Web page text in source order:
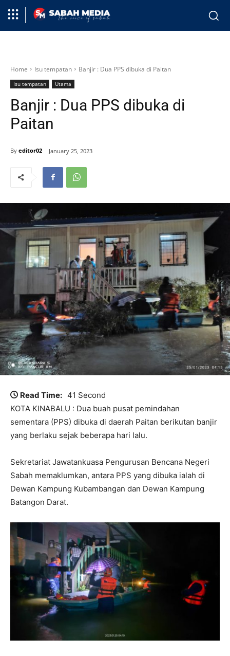
Home Isu tempatan Banjir : Dua PPS dibuka di Paitan
Isu tempatan Utama
Banjir : Dua PPS dibuka di
Paitan
By editor02 January 25, 2023
Read Time: 41 Second
KOTA KINABALU : Dua buah pusat pemindahan
sementara (PPS) dibuka di daerah Paitan berikutan banjir
yang berlaku sejak beberapa hari lalu.
Sekretariat Jawatankuasa Pengurusan Bencana Negeri
Sabah memaklumkan, antara PPS yang dibuka ialah di
Dewan Kampung Kubambangan dan Dewan Kampung
Batangon Darat.